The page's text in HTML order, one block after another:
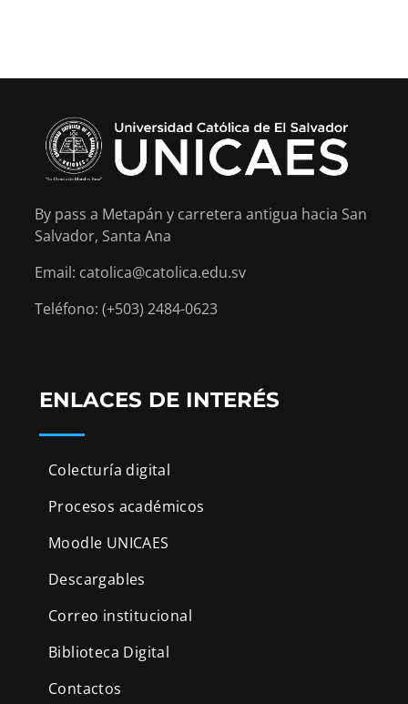
By pass a Metapán y carretera antigua hacia San
Salvador, Santa Ana
Email: catolica@catolica.edu.sv
Teléfono: (+503) 2484-0623
ENLACES DE INTERÉS
Colecturía digital
Procesos académicos
Moodle UNICAES
Descargables
Correo institucional
Biblioteca Digital
Contactos